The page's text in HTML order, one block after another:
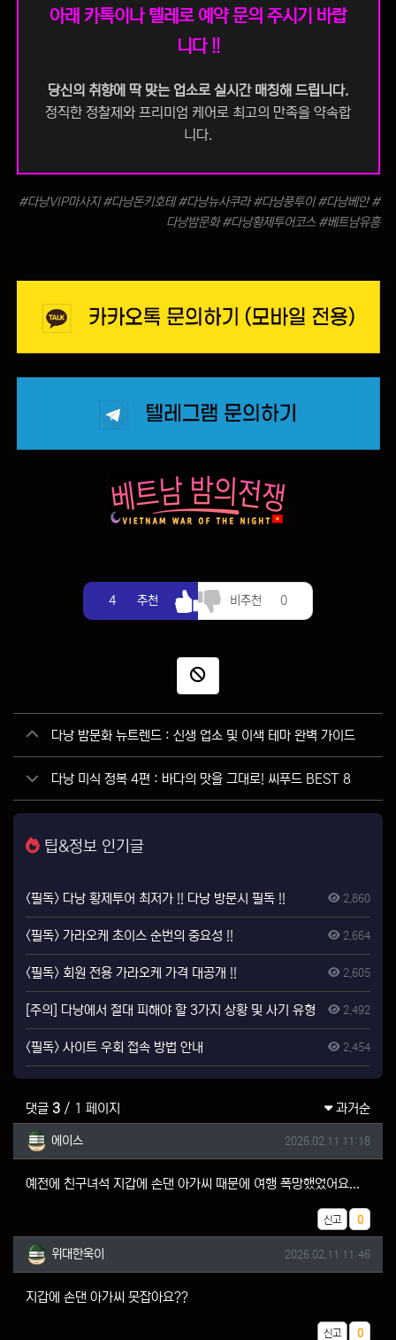
아래 카톡이나 텔레로 예약 문의 주시기 바랍
니다 !!
당신의 취향에 딱 맞는 업소로 실시간 매칭해 드립니다.
정직한 정찰제와 프리미엄 케어로 최고의 만족을 약속합
니다.
#다낭VIP마사지 #다낭돈키호테 #다낭뉴사쿠라 #다낭풍투이 #다낭베안 #
다낭밤문화 #다낭황제투어코스 #베트남유흥
4 추천 추천 비추천 0
비추천
신고
관련자료
다낭 밤문화 뉴트렌드 : 신생 업소 및 이색 테마 완벽 가이드
다낭 미식 정복 4편 : 바다의 맛을 그대로! 씨푸드 BEST 8
팁&정보 인기글
<필독> 다낭 황제투어 최저가 !! 다낭 방문시 필독 !! 2,860
<필독> 가라오케 초이스 순번의 중요성 !! 2,664
<필독> 회원 전용 가라오케 가격 대공개 !! 2,605
[주의] 다낭에서 절대 피해야 할 3가지 상황 및 사기 유형 2,492
<필독> 사이트 우회 접속 방법 안내 2,454
댓글 3 / 1 페이지 과거순
에이스님의 댓글
에이스 작성일
2026.02.11 11:18
예전에 친구녀석 지갑에 손댄 아가씨 때문에 여행 폭망했었어요...
신고 추천
0
위대한욱이님의 댓글
위대한욱이 작성일
2026.02.11 11:46
지갑에 손댄 아가씨 못잡아요??
신고 추천
0